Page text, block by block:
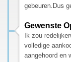
gebeuren.Dus
Gewenste
Ik zou
volledige
aangehoord en